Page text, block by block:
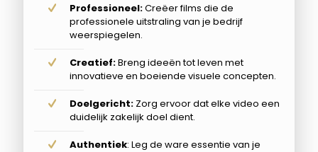
Professioneel:Creëer films die de
professionele uitstraling van je bedrijf
weerspiegelen.
Creatief:Breng ideeën tot leven met
innovatieve en boeiende visuele concepten.
Doelgericht: Zorg ervoor dat elke video een
duidelijk zakelijk doel dient.
Authentiek: Leg de ware essentie van je